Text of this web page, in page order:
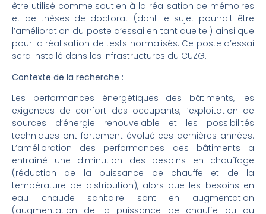
être utilisé comme soutien à la réalisation de mémoires
et de thèses de doctorat (dont le sujet pourrait être
l’amélioration du poste d’essai en tant que tel) ainsi que
pour la réalisation de tests normalisés. Ce poste d’essai
sera installé dans les infrastructures du CUZG.
Contexte de la recherche :
Les performances énergétiques des bâtiments, les
exigences de confort des occupants, l’exploitation de
sources d’énergie renouvelable et les possibilités
techniques ont fortement évolué ces dernières années.
L’amélioration des performances des bâtiments a
entraîné une diminution des besoins en chauffage
(réduction de la puissance de chauffe et de la
température de distribution), alors que les besoins en
eau chaude sanitaire sont en augmentation
(augmentation de la puissance de chauffe ou du